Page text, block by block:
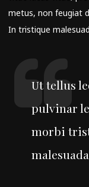
metus, non feugiat
In tristique
Ut tellus
pulvinar
morbi